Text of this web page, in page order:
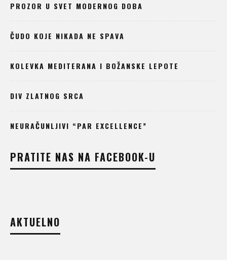
PROZOR U SVET MODERNOG DOBA
ČUDO KOJE NIKADA NE SPAVA
KOLEVKA MEDITERANA I BOŽANSKE LEPOTE
DIV ZLATNOG SRCA
NEURAČUNLJIVI “PAR EXCELLENCE”
PRATITE NAS NA FACEBOOK-U
AKTUELNO